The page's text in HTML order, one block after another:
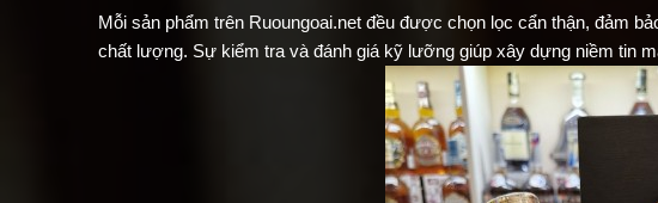
Mỗi sản phẩm trên Ruoungoai.net đều được chọn lọc cẩn thận, đảm
chất lượng. Sự kiểm tra và đánh giá kỹ lưỡng giúp xây dựng niềm tin